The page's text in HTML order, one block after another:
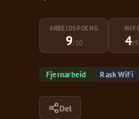
ARBEIDSPOENG
9/10
WIFI
4/5
Fjernarbeid Rask WiFi
Del